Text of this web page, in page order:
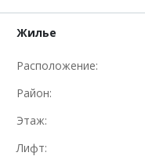
Жилье
Расположение:
Район:
Этаж:
Лифт: